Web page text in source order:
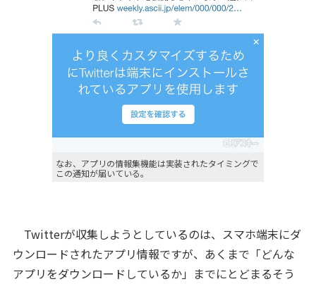
なお、アプリの情報集機能は実装されたタイミングで
この通知が届いている。
Twitterが収集しようとしているのは、スマホ端末にダ
ウンロードされたアプリ情報ですが、あくまで「どんな
アプリをダウンロードしているか」までにとどまるそう